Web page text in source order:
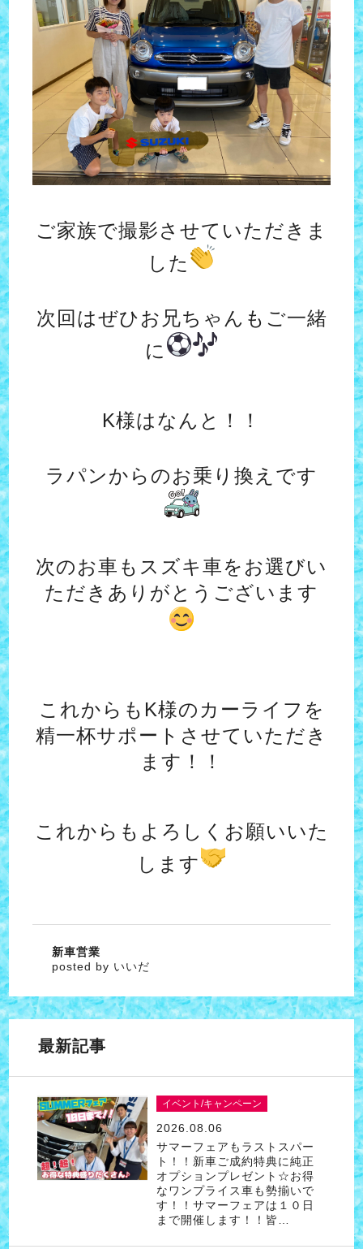
ご家族で撮影させていただきま
した
次回はぜひお兄ちゃんもご一緒
に
K様はなんと！！
ラパンからのお乗り換えです
次のお車もスズキ車をお選びい
ただきありがとうございます
これからもK様のカーライフを
精一杯サポートさせていただき
ます！！
これからもよろしくお願いいた
します
新車営業
posted by いいだ
最新記事
イベント/キャンペーン
2026.08.06
サマーフェアもラストスパー
ト！！新車ご成約特典に純正
オプションプレゼント☆お得
なワンプライス車も勢揃いで
す！！サマーフェアは１０日
まで開催します！！皆…